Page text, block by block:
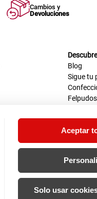
Aceptar
Solo usar
Cambios y
Devoluciones
Blog
Sigue tu